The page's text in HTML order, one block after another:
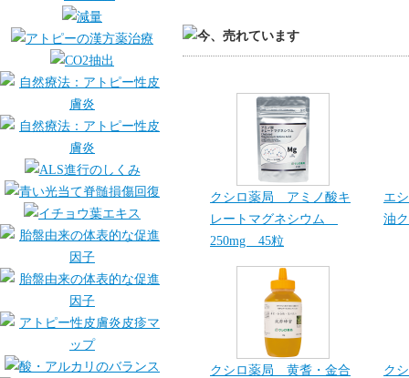
クシロ薬局 アミノ酸キ
レートマグネシウム
250mg 45粒
エ
油
クシロ薬局 黄耆・金合
ク